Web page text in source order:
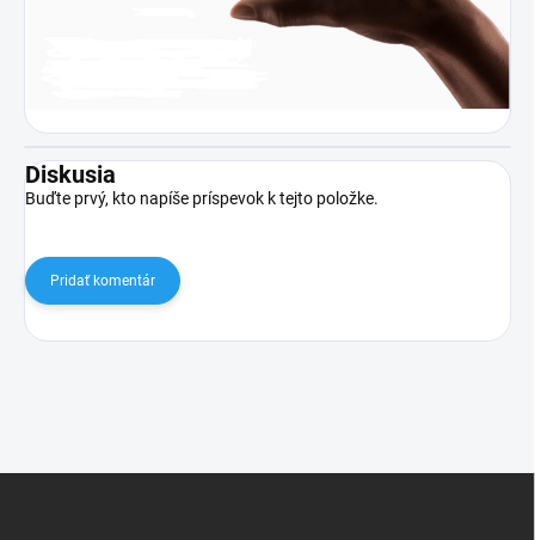
Diskusia
Buďte prvý, kto napíše príspevok k tejto položke.
Pridať komentár